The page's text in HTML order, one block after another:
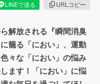
LINEで送る
URLコピー
解放される『瞬間消臭
籠る「におい」、運動
々な「におい」の悩み
ます！「におい」に悩